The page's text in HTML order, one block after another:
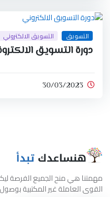
التسويق التسويق الالكتروني
دورة التسويق
30/03/2023
مهمتنا هي منح الجميع الفرصة
القوى العاملة غير المكتبية